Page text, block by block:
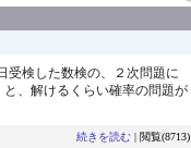
受検した数検の、２次問題に
、解けるくらい確率の問題が
続きを読む | 閲覧(8713)